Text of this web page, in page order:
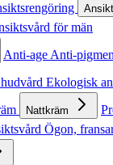
för män
Anti-ageAnti-
Ekologisk
Nattkräm
Ögon,